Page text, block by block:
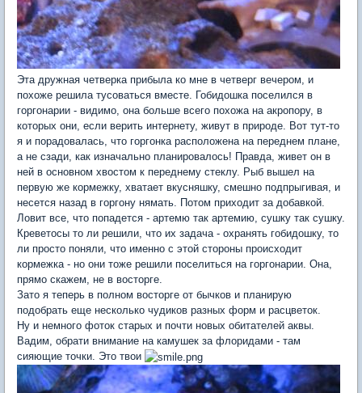
Эта дружная четверка прибыла ко мне в четверг вечером, и
похоже решила тусоваться вместе. Гобидошка поселился в
горгонарии - видимо, она больше всего похожа на акропору, в
которых они, если верить интернету, живут в природе. Вот тут-то
я и порадовалась, что горгонка расположена на переднем плане,
а не сзади, как изначально планировалось! Правда, живет он в
ней в основном хвостом к переднему стеклу. Рыб вышел на
первую же кормежку, хватает вкусняшку, смешно подпрыгивая, и
несется назад в горгону нямать. Потом приходит за добавкой.
Ловит все, что попадется - артемю так артемию, сушку так сушку.
Креветосы то ли решили, что их задача - охранять гобидошку, то
ли просто поняли, что именно с этой стороны происходит
кормежка - но они тоже решили поселиться на горгонарии. Она,
прямо скажем, не в восторге.
Зато я теперь в полном восторге от бычков и планирую
подобрать еще несколько чудиков разных форм и расцветок.
Ну и немного фоток старых и почти новых обитателей аквы.
Вадим, обрати внимание на камушек за флоридами - там
сияющие точки. Это твои